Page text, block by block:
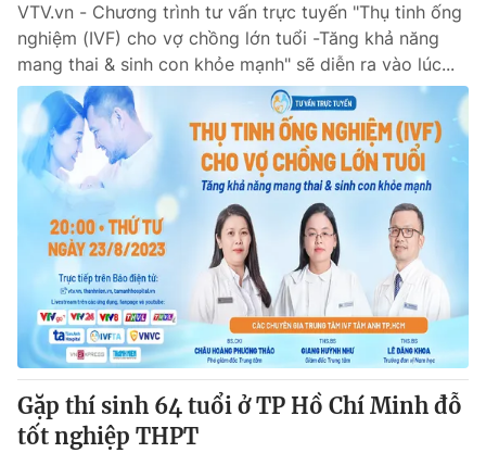
Pháp luật
Y tế
Thế giới
Tin tức
Thế giới đó đây
Câu chuyện quốc tế
Kinh tế
Tài chính
Thị trường
Góc doanh nghiệp
Dữ liệu và đời sống
Truyền hình
Phim VTV
Giải trí
VTV.vn - Chương trình tư vấn trực tuyến "Thụ tinh ống
nghiệm (IVF) cho vợ chồng lớn tuổi -Tăng khả năng
mang thai & sinh con khỏe mạnh" sẽ diễn ra vào lúc...
Gặp thí sinh 64 tuổi ở TP Hồ Chí Minh đỗ
tốt nghiệp THPT